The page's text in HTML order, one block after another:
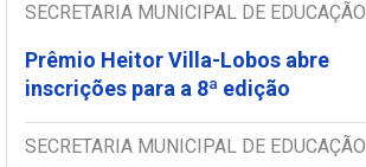
SECRETARIA MUNICIPAL DE EDUCAÇÃO
Prêmio Heitor Villa-Lobos abre
inscrições para a 8ª edição
SECRETARIA MUNICIPAL DE EDUCAÇÃO